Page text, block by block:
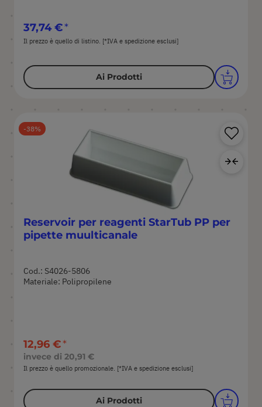
37,74 €
Il prezzo è quello di listino. [*IVA e spedizione esclusi]
Ai Prodotti
38
Reservoir per reagenti StarTub PP per
pipette muulticanale
Cod.: S4026-5806
Materiale: Polipropilene
12,96 €
invece di 20,91 €
Il prezzo è quello promozionale. [*IVA e spedizione esclusi]
Ai Prodotti